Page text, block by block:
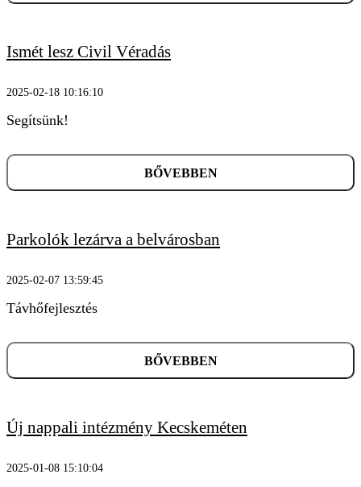
Ismét lesz Civil Véradás
2025-02-18 10:16:10
Segítsünk!
BŐVEBBEN
Parkolók lezárva a belvárosban
2025-02-07 13:59:45
Távhőfejlesztés
BŐVEBBEN
Új nappali intézmény Kecskeméten
2025-01-08 15:10:04